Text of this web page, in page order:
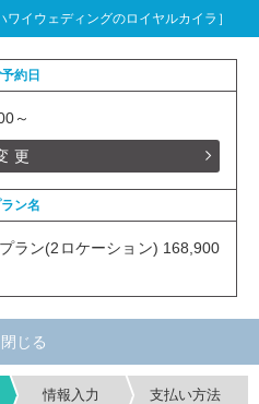
イウェディングのロイヤルカイラ］
約日
～
更
ン名
ラン(2ロケーション) 168,900
情報入力 支払い方法